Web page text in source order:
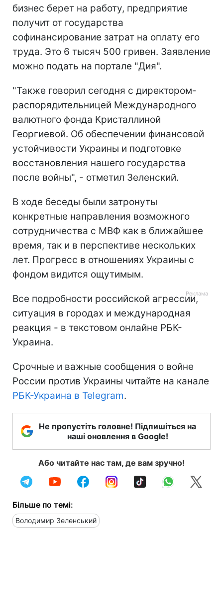
бизнес берет на работу, предприятие
получит от государства
софинансирование затрат на оплату его
труда. Это 6 тысяч 500 гривен. Заявление
можно подать на портале "Дия".
"Также говорил сегодня с директором-
распорядительницей Международного
валютного фонда Кристаллиной
Георгиевой. Об обеспечении финансовой
устойчивости Украины и подготовке
восстановления нашего государства
после войны", - отметил Зеленский.
В ходе беседы были затронуты
конкретные направления возможного
сотрудничества с МВФ как в ближайшее
время, так и в перспективе нескольких
лет. Прогресс в отношениях Украины с
фондом видится ощутимым.
Все подробности российской агрессии,
ситуация в городах и международная
реакция - в текстовом онлайне РБК-
Украина.
Срочные и важные сообщения о войне
России против Украины читайте на канале
РБК-Украина в Telegram.
Не пропустіть головне! Підпишіться на
наші оновлення в Google!
Або читайте нас там, де вам зручно!
Більше по темі:
Володимир Зеленський